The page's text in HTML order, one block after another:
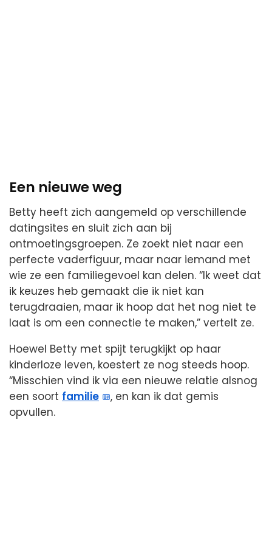
Een nieuwe weg
Betty heeft zich aangemeld op verschillende
datingsites en sluit zich aan bij
ontmoetingsgroepen. Ze zoekt niet naar een
perfecte vaderfiguur, maar naar iemand met
wie ze een familiegevoel kan delen. “Ik weet dat
ik keuzes heb gemaakt die ik niet kan
terugdraaien, maar ik hoop dat het nog niet te
laat is om een connectie te maken,” vertelt ze.
Hoewel Betty met spijt terugkijkt op haar
kinderloze leven, koestert ze nog steeds hoop.
“Misschien vind ik via een nieuwe relatie alsnog
een soort familie
, en kan ik dat gemis
opvullen.